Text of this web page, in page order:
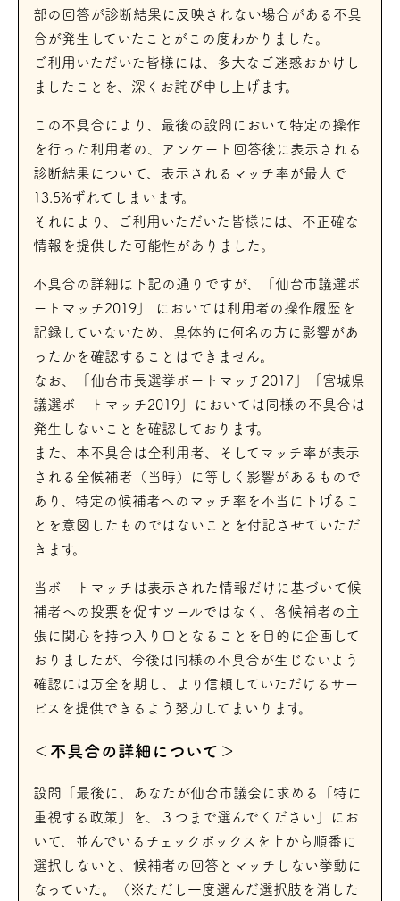
部の回答が診断結果に反映されない場合がある不具
合が発生していたことがこの度わかりました。
ご利用いただいた皆様には、多大なご迷惑おかけし
ましたことを、深くお詫び申し上げます。
この不具合により、最後の設問において特定の操作
を行った利用者の、アンケート回答後に表示される
診断結果について、表示されるマッチ率が最大で
13.5%ずれてしまいます。
それにより、ご利用いただいた皆様には、不正確な
情報を提供した可能性がありました。
不具合の詳細は下記の通りですが、「仙台市議選ボ
ートマッチ2019」 においては利用者の操作履歴を
記録していないため、具体的に何名の方に影響があ
ったかを確認することはできません。
なお、「仙台市長選挙ボートマッチ2017」「宮城県
議選ボートマッチ2019」においては同様の不具合は
発生しないことを確認しております。
また、本不具合は全利用者、そしてマッチ率が表示
される全候補者（当時）に等しく影響があるもので
あり、特定の候補者へのマッチ率を不当に下げるこ
とを意図したものではないことを付記させていただ
きます。
当ボートマッチは表示された情報だけに基づいて候
補者への投票を促すツールではなく、各候補者の主
張に関心を持つ入り口となることを目的に企画して
おりましたが、今後は同様の不具合が生じないよう
確認には万全を期し、より信頼していただけるサー
ビスを提供できるよう努力してまいります。
＜不具合の詳細について＞
設問「最後に、あなたが仙台市議会に求める「特に
重視する政策」を、３つまで選んでください」にお
いて、並んでいるチェックボックスを上から順番に
選択しないと、候補者の回答とマッチしない挙動に
なっていた。（※ただし一度選んだ選択肢を消した